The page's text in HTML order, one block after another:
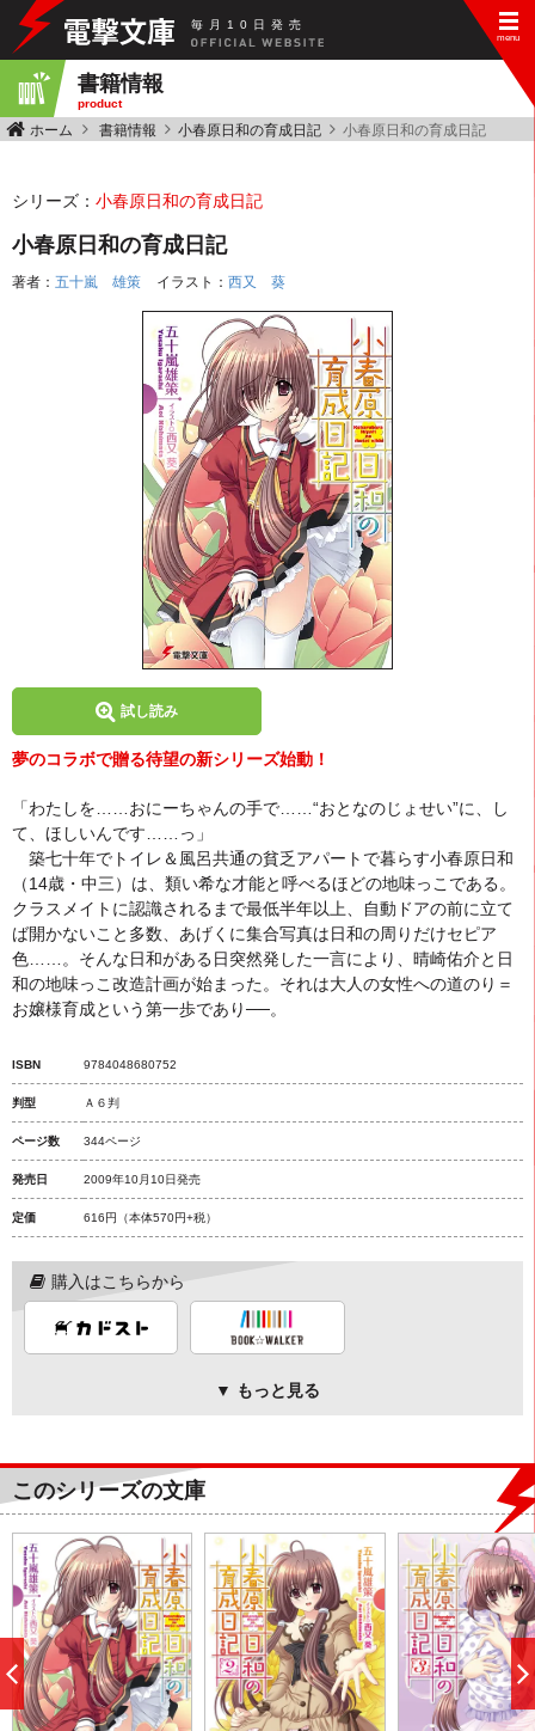
毎 月 10 日 発 売
書籍情報
product
ホーム 書籍情報 小春原日和の育成日記 小春原日和の育成日記
シリーズ： 小春原日和の育成日記
小春原日和の育成日記
著者： 五十嵐 雄策 イラスト： 西又 葵
試し読み
夢のコラボで贈る待望の新シリーズ始動！
「わたしを……おにーちゃんの手で……“おとなのじょせい”に、し
て、ほしいんです……っ」
築七十年でトイレ＆風呂共通の貧乏アパートで暮らす小春原日和
（14歳・中三）は、類い希な才能と呼べるほどの地味っこである。
クラスメイトに認識されるまで最低半年以上、自動ドアの前に立て
ば開かないこと多数、あげくに集合写真は日和の周りだけセピア
色……。そんな日和がある日突然発した一言により、晴崎佑介と日
和の地味っこ改造計画が始まった。それは大人の女性への道のり＝
お嬢様育成という第一歩であり──。
ISBN 9784048680752
判型 Ａ６判
ページ数 344ページ
発売日 2009年10月10日発売
定価 616円 （本体570円+税）
購入はこちらから
▼ もっと見る
このシリーズの文庫
前
へ